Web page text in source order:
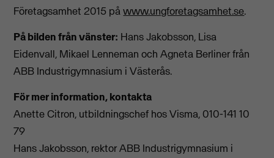
Företagsamhet 2015 påwww.ungforetagsamhet.se.
På bilden från vänster: Hans Jakobsson, Lisa
Eidenvall, Mikael Lenneman och Agneta Berliner från
ABB Industrigymnasium i Västerås.
För mer information, kontakta
Anette Citron, utbildningschef hos Visma, 010-141 10
79
Hans Jakobsson, rektor ABB Industrigymnasium i